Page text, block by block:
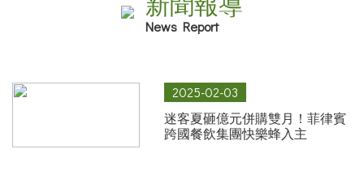
News Report
2025-02-03
迷客夏砸億元併購雙月！菲律賓
跨國餐飲集團快樂蜂入主